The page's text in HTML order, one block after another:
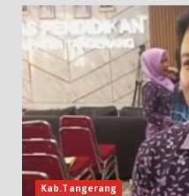
Kab.Tangerang